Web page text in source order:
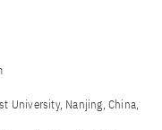
University, Nanjing, China,